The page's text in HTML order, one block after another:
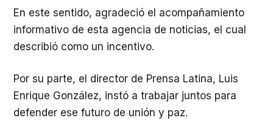
En este sentido, agradeció el acompañamiento
informativo de esta agencia de noticias, el cual
describió como un incentivo.
Por su parte, el director de Prensa Latina, Luis
Enrique González, instó a trabajar juntos para
defender ese futuro de unión y paz.